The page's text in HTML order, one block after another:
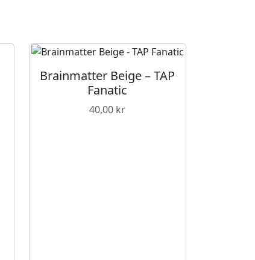
Brainmatter Beige – TAP
Fanatic
40,00 kr